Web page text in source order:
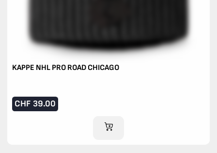
KAPPE NHL PRO ROAD CHICAGO
CHF 39.00
IM WARENKORB